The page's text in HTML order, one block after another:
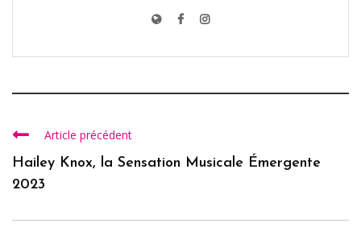
Article précédent
Hailey Knox, la Sensation Musicale Émergente
2023